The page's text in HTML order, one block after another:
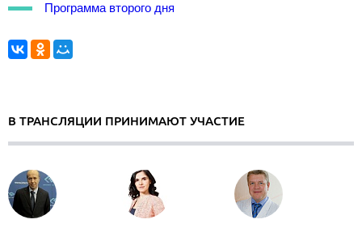
Программа второго дня
В ТРАНСЛЯЦИИ ПРИНИМАЮТ УЧАСТИЕ